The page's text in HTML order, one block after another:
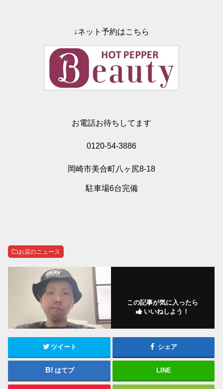
↓ネット予約はこちら
お電話お待ちしてます
0120-54-3886
岡崎市美合町八ヶ尻8-18
駐車場6台完備
お店のニュース
この記事が気に入ったら
いいねしよう！
ツイート シェア
はてブ LINE